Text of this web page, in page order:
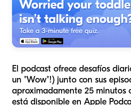
El podcast ofrece desafíos
un "Wow"!) junto con sus
aproximadamente 25 minutos
está disponible en Apple